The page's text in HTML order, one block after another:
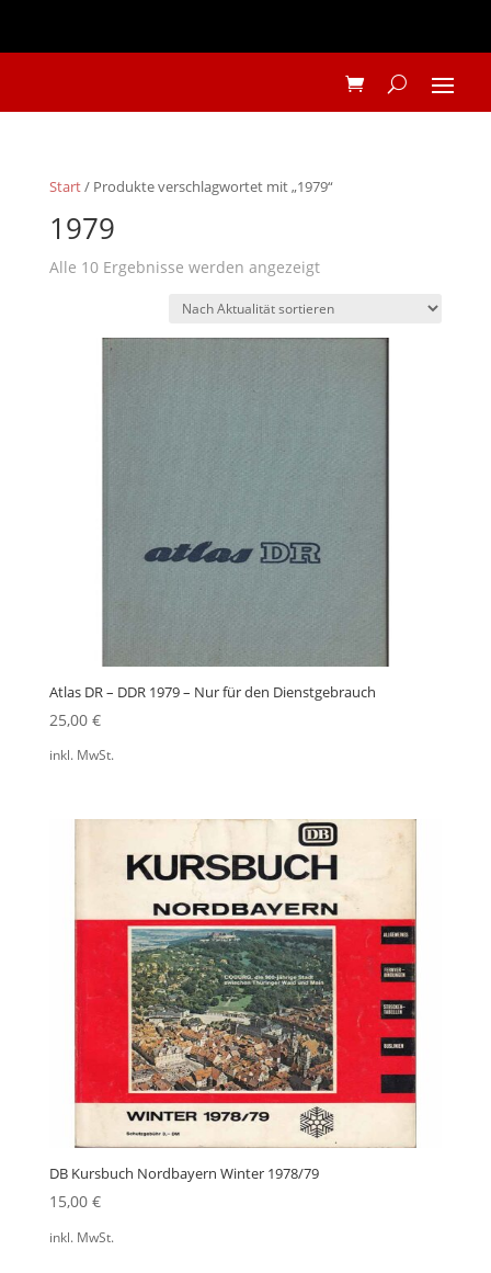
Start/ Produkte verschlagwortet mit „1979“
1979
Alle 10 Ergebnisse werden angezeigtNach
sortiert
Atlas DR – DDR 1979 – Nur für den Dienstgebrauch
25,00 €
inkl. MwSt.
DB Kursbuch Nordbayern Winter 1978/79
15,00 €
inkl. MwSt.